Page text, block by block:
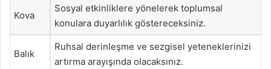
Kova
Sosyal etkinliklere yönelerek toplumsal
konulara duyarlılık göstereceksiniz.
Balık
Ruhsal derinleşme ve sezgisel yeteneklerinizi
artırma arayışında olacaksınız.